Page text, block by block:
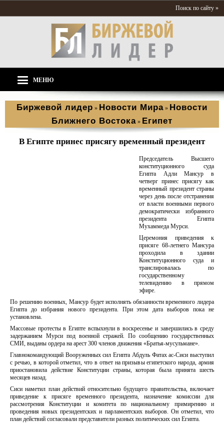
Поиск по сайту »
МЕНЮ
Биржевой лидер » Новости Мира » Новости
Ближнего Востока » Египет
В Египте принес присягу временный президент
Председатель Высшего
конституционного суда
Египта Адли Мансур в
четверг принес присягу как
временный президент страны
через день после отстранения
от власти военными первого
демократически избранного
президента Египта
Мухаммеда Мурси.
Церемония приведения к
присяге 68-летнего Мансура
проходила в здании
Конституционного суда и
транслировалась по
государственному
телевидению в прямом
эфире.
По решению военных, Мансур будет исполнять обязанности временного лидера
Египта до избрания нового президента. При этом дата выборов пока не
установлена.
Массовые протесты в Египте вспыхнули в воскресенье и завершились в среду
задержанием Мурси под военной стражей. По сообщению государственных
СМИ, выданы ордера на арест 300 членов движения «Братья-мусульмане».
Главнокомандующий Вооруженных сил Египта Абдуль Фатах ас-Сиси выступил
с речью, в которой отметил, что в ответ на призывы египетского народа, армия
приостановила действие Конституции страны, которая была принята шесть
месяцев назад.
Сиси наметил план действий относительно будущего правительства, включает
приведение к присяге временного президента, назначение комиссии для
рассмотрения Конституции и комитета по национальному примирению и
проведения новых президентских и парламентских выборов. Он отметил, что
план действий согласовали представители разных политических сил Египта.